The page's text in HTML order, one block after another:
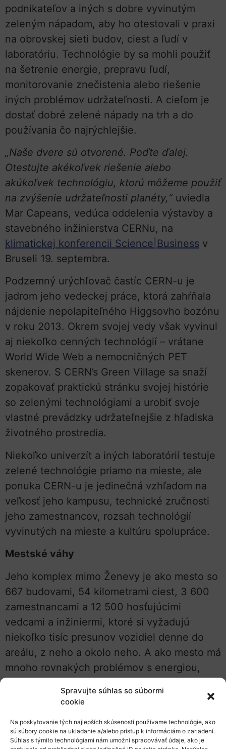
Spravujte súhlas so súbormi
cookie
Na poskytovanie tých najlepších skúseností používame technológie, ako
sú súbory cookie na ukladanie a/alebo prístup k informáciám o zariadení.
Súhlas s týmito technológiami nám umožní spracovávať údaje, ako je
podnikateľov a iných s dobre vyvinutým
zeleným nápadom, aby ho otestovali v praxi
na obrovskej sieti budov, ciest a ľudí v
laboratóriu. Technológie by sa mohli použiť
na šetrenie energie, prepravu ľudí,
monitorovanie znečistenia alebo riešenie
iných problémov udržateľnosti. A cieľom je
dostať dobré zelené nápady na trh a do
používania čo najrýchlejšie.
„Naše dvere sú otvorené. Poďte ďalej.
Otestujte akékoľvek riešenie alebo
akúkoľvek technológiu, ktorú môžeme použiť
na zvýšenie udržateľnosti planéty,“ uviedla
Mar Capeans, vedúca oddelenia výstavby a
stavebného inžinierstva CERNu, na
klimatickej konferencii Science|Business v
Bruseli 19. septembra.
Podzemný urýchľovač častíc CERN-u je
jadrom jeho vedeckej práce, ktorá zahŕňala
nájdenie nepolapiteľného Higgsovho bozónu
v roku 2013. Okrem svojej vedy však vyvinul
aj niekoľko cenných technológií – vrátane
World Wide Web a nemocničných PET
skenerov. S CERN’s Green Village sa snaží
zopakovať praktickú stránku svojej histórie
so zelenými technológiami a urobiť svoje
vlastné prevádzky udržateľnejšie z hľadiska
životného prostredia.
Niekoľko univerzít a iných laboratórií testuje
zelené technológie priamo na mieste, ale
ponuka CERN-u je jedinečná vzhľadom na
veľkosť jeho kampusu, technické zručnosti
jeho zamestnancov, rozsah technológií
vyvinutých na mieste a kultúru spolupráce.
Mestské váhy
Jeho komplex mimo Ženevy je ako mesto so
667 budovami, 54 kilometrami ciest, 3 600
zamestnancami a 12 500 hosťujúcimi
vedcami a inžiniermi, ktoré si vyžadujú
niekoľko tisíc presunov vozidiel denne do
areálu, z neho a okolo neho. A ako mesto má
mnoho rovnakých problémov s energiou,
že v roku 2021 začala rozvíjať myšlienku
všetkých právnych a technických detailov.